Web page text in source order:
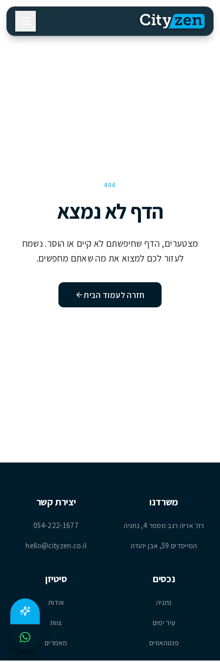
404
הדף לא נמצא
מצטערים, הדף שחיפשתם לא קיים או הוסר. נשמח
לעזור לכם למצוא את מה שאתם מחפשים.
חזרה לעמוד הבית
משרדנו
רח׳ אריה רגב מספר 4, נתניה
המייסדים 59, אבן יהודה
יצירת קשר
054-222-1677
hello@cityzen.co.il
נכסים
נתניה
עיר ימים
פנטהאוזים
סיטיזן
אודות
צוות
מאמרים